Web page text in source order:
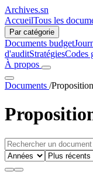
Archives.sn
AccueilTous les
Par catégorie
Documents budget
d'auditStratégiesCodes
À propos
Documents /